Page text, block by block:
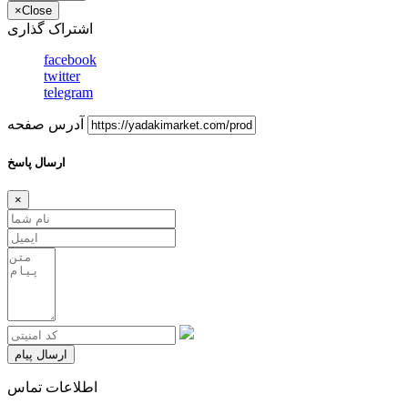
×Close
اشتراک گذاری
facebook
twitter
telegram
آدرس صفحه
ارسال پاسخ
×
ارسال پیام
اطلاعات تماس